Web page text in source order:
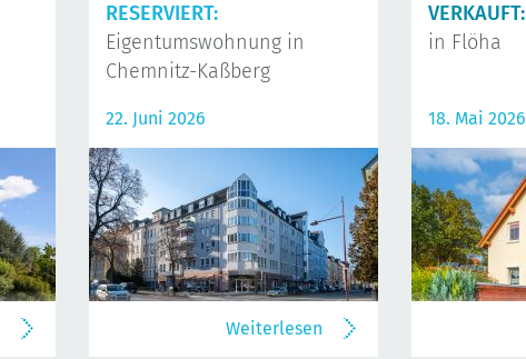
RESERVIERT:
Eigentumswohnung in
Chemnitz-Kaßberg
22. Juni 2026
Weiterlesen
VERKAUFT:
in Flöha
18. Mai 2026